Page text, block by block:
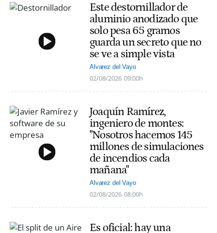
Este destornillador de
aluminio anodizado que
solo pesa 65 gramos
guarda un secreto que no
se ve a simple vista
Alvarez del Vayo
02/08/2026 09:00h
Joaquín Ramírez,
ingeniero de montes:
"Nosotros hacemos 145
millones de simulaciones
de incendios cada
mañana"
Alvarez del Vayo
02/08/2026 08:00h
Es oficial: hay una